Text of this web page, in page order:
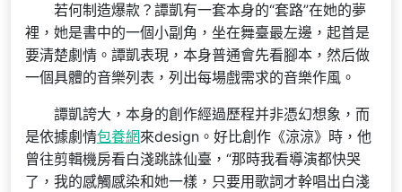
若何制造爆款？譚凱有一套本身的“套路”在她的夢
裡，她是書中的一個小副角，坐在舞臺最左邊，起首是
要清楚劇情。譚凱表現，本身普通會先看腳本，然后做
一個具體的音樂列表，列出每場戲需求的音樂作風。
譚凱誇大，本身的創作經過歷程并非憑幻想象，而
是依據劇情包養網來design。好比創作《涼涼》時，他
曾往剪輯機房看白淺跳誅仙臺，“那時我看導演都快哭
了，我的感觸感染和她一樣，只要用歌詞才幹唱出白淺